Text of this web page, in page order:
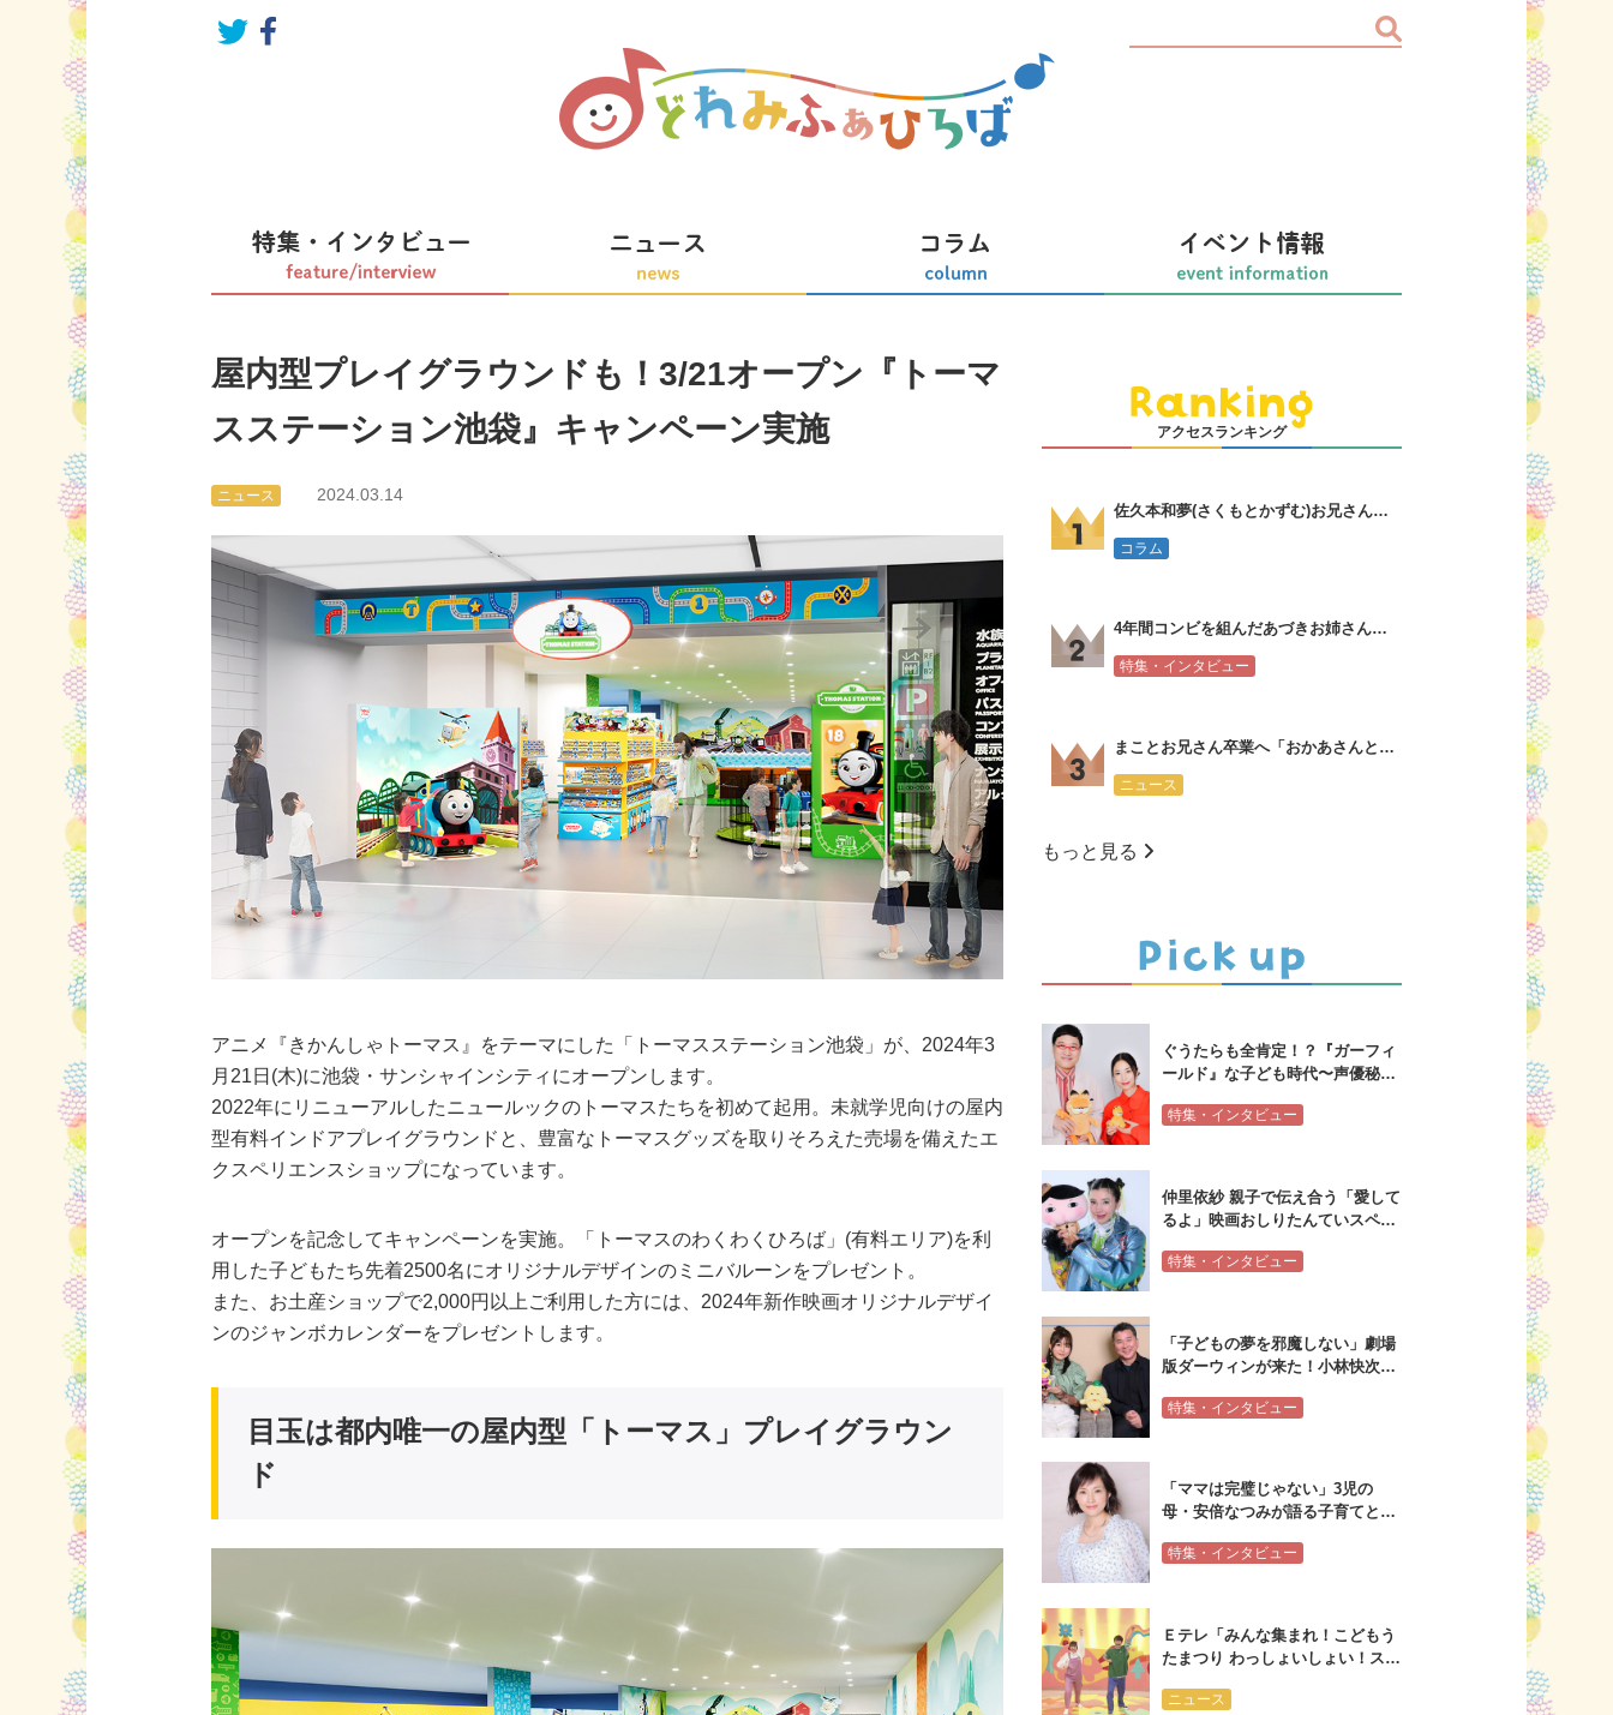
屋内型プレイグラウンドも！3/21オープン『トーマ
スステーション池袋』キャンペーン実施
ニュース 2024.03.14
アニメ『きかんしゃトーマス』をテーマにした「トーマスステーション池袋」が、2024年3
月21日(木)に池袋・サンシャインシティにオープンします。
2022年にリニューアルしたニュールックのトーマスたちを初めて起用。未就学児向けの屋内
型有料インドアプレイグラウンドと、豊富なトーマスグッズを取りそろえた売場を備えたエ
クスペリエンスショップになっています。
オープンを記念してキャンペーンを実施。「トーマスのわくわくひろば」(有料エリア)を利
用した子どもたち先着2500名にオリジナルデザインのミニバルーンをプレゼント。
また、お土産ショップで2,000円以上ご利用した方には、2024年新作映画オリジナルデザイ
ンのジャンボカレンダーをプレゼントします。
目玉は都内唯一の屋内型「トーマス」プレイグラウン
ド
アクセスランキング
佐久本和夢(さくもとかずむ)お兄さんってどんな人？誠お兄さんの言葉
コラム
4年間コンビを組んだあづきお姉さんからまことお兄さんへ会見コメント
特集・インタビュー
まことお兄さん卒業へ「おかあさんといっしょ」新・体操のお兄さんは大学３年生
ニュース
もっと見る
ぐうたらも全肯定！？『ガーフィ
ールド』な子ども時代〜声優秘話
ルインタビュー
特集・インタビュー
仲里依紗 親子で伝え合う「愛して
るよ」映画おしりたんていスペシ
特集・インタビュー
「子どもの夢を邪魔しない」劇場
版ダーウィンが来た！小林快次×
インタビュー
特集・インタビュー
「ママは完璧じゃない」3児の
母・安倍なつみが語る子育てとエ
特集・インタビュー
Ｅテレ「みんな集まれ！こどもう
たまつり わっしょいしょい！スペ
売！
ニュース